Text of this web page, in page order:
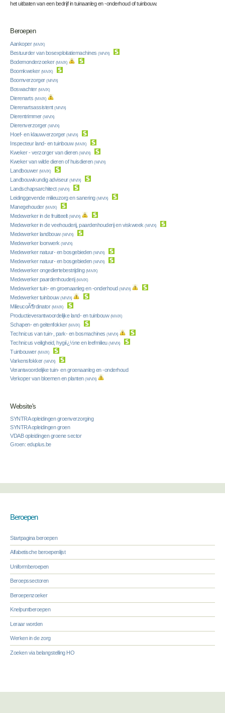
het uitbaten van een bedrijf in tuinaanleg en -onderhoud of tuinbouw.
Beroepen
Aankoper (M/V/X)
Bestuurder van bosexploitatiemachines (M/V/X)
Bodemonderzoeker (M/V/X)
Boomkweker (M/V/X)
Boomverzorger (M/V/X)
Boswachter (M/V/X)
Dierenarts (M/V/X)
Dierenartsassistent (M/V/X)
Dierentrimmer (M/V/X)
Dierenverzorger (M/V/X)
Hoef- en klauwverzorger (M/V/X)
Inspecteur land- en tuinbouw (M/V/X)
Kweker - verzorger van dieren (M/V/X)
Kweker van wilde dieren of huisdieren (M/V/X)
Landbouwer (M/V/X)
Landbouwkundig adviseur (M/V/X)
Landschapsarchitect (M/V/X)
Leidinggevende milieuzorg en sanering (M/V/X)
Manegehouder (M/V/X)
Medewerker in de fruitteelt (M/V/X)
Medewerker in de veehouderij, paardenhouderij en viskweek (M/V/X)
Medewerker landbouw (M/V/X)
Medewerker loonwerk (M/V/X)
Medewerker natuur- en bosgebieden (M/V/X)
Medewerker natuur- en bosgebieden (M/V/X)
Medewerker ongediertebestrijding (M/V/X)
Medewerker paardenhouderij (M/V/X)
Medewerker tuin- en groenaanleg en -onderhoud (M/V/X)
Medewerker tuinbouw (M/V/X)
MilieucoÃ¶rdinator (M/V/X)
Productieverantwoordelijke land- en tuinbouw (M/V/X)
Schapen- en geitenfokker (M/V/X)
Technicus van tuin-, park- en bosmachines (M/V/X)
Technicus veiligheid, hygiï¿½ne en leefmilieu (M/V/X)
Tuinbouwer (M/V/X)
Varkensfokker (M/V/X)
Verantwoordelijke tuin- en groenaanleg en -onderhoud
Verkoper van bloemen en planten (M/V/X)
Website's
SYNTRA opleidingen groenverzorging
SYNTRA opleidingen groen
VDAB opleidingen groene sector
Groen: eduplus.be
Beroepen
Startpagina beroepen
Alfabetische beroepenlijst
Uniformberoepen
Beroepssectoren
Beroepenzoeker
Knelpuntberoepen
Leraar worden
Werken in de zorg
Zoeken via belangstelling HO